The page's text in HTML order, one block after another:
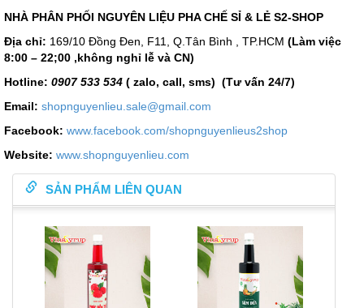
NHÀ PHÂN PHỐI NGUYÊN LIỆU PHA CHẾ SỈ & LẺ S2-SHOP
Địa chỉ: 169/10 Đồng Đen, F11, Q.Tân Bình , TP.HCM (Làm việc
8:00 – 22;00 ,không nghỉ lễ và CN)
Hotline: 0907533 534 ( zalo, call, sms) (Tư vấn 24/7)
Email: shopnguyenlieu.sale@gmail.com
Facebook: www.facebook.com/shopnguyenlieus2shop
Website: www.shopnguyenlieu.com
SẢN PHẨM LIÊN QUAN